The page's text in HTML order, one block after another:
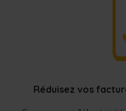
Réduisez vos